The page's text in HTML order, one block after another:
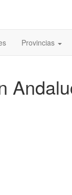
Provincias